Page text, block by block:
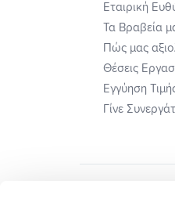
Εταιρική
Τα Βραβεία
Πώς μας
Θέσεις
Εγγύηση
Γίνε